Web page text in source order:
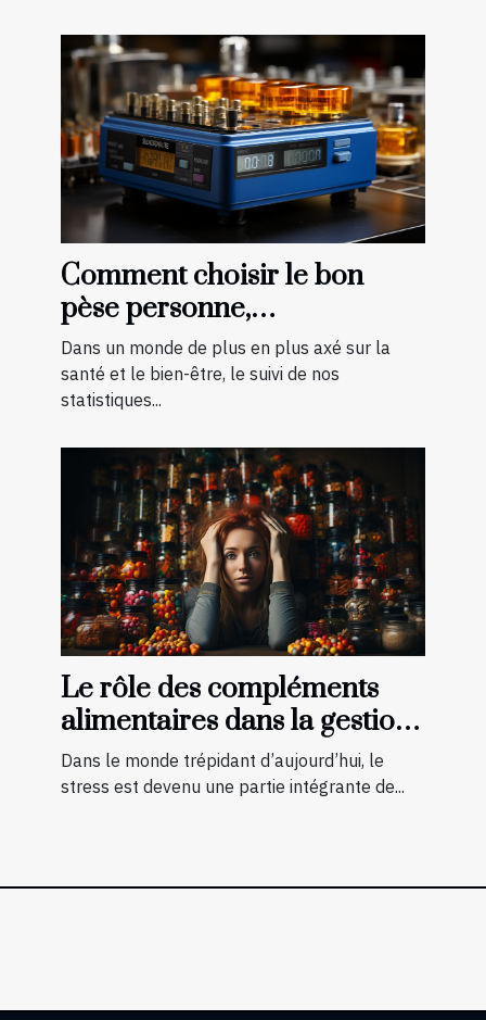
Comment choisir le bon
pèse personne,
impédancemètre et balance
pour vos besoins
Dans un monde de plus en plus axé sur la
santé et le bien-être, le suivi de nos
statistiques...
Le rôle des compléments
alimentaires dans la gestion
du stress
Dans le monde trépidant d’aujourd’hui, le
stress est devenu une partie intégrante de...